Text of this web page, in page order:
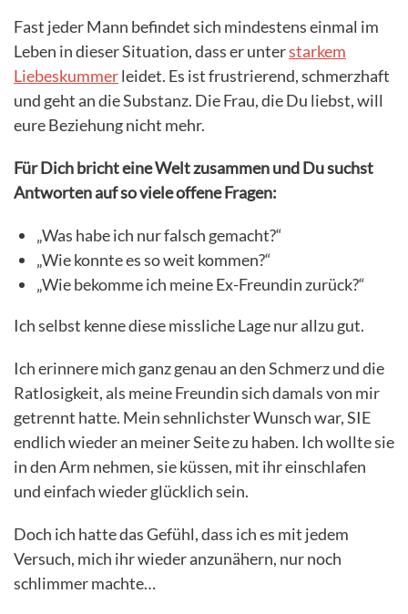
Fast jeder Mann befindet sich mindestens einmal im
Leben in dieser Situation, dass er unterstarkem
Liebeskummerleidet. Es ist frustrierend, schmerzhaft
und geht an die Substanz. Die Frau, die Du liebst, will
eure Beziehung nicht mehr.
Für Dich bricht eine Welt zusammen und Du suchst
Antworten auf so viele offene Fragen:
„Was habe ich nur falsch gemacht?“
„Wie konnte es so weit kommen?“
„Wie bekomme ich meine Ex-Freundin zurück?“
Ich selbst kenne diese missliche Lage nur allzu gut.
Ich erinnere mich ganz genau an den Schmerz und die
Ratlosigkeit, als meine Freundin sich damals von mir
getrennt hatte. Mein sehnlichster Wunsch war, SIE
endlich wieder an meiner Seite zu haben. Ich wollte sie
in den Arm nehmen, sie küssen, mit ihr einschlafen
und einfach wieder glücklich sein.
Doch ich hatte das Gefühl, dass ich es mit jedem
Versuch, mich ihr wieder anzunähern, nur noch
schlimmer machte…